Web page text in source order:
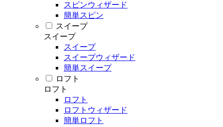
スピンウィザード
簡単スピン
スイープ
スイープ
スイープ
スイープウィザード
簡単スイープ
ロフト
ロフト
ロフト
ロフトウィザード
簡単ロフト